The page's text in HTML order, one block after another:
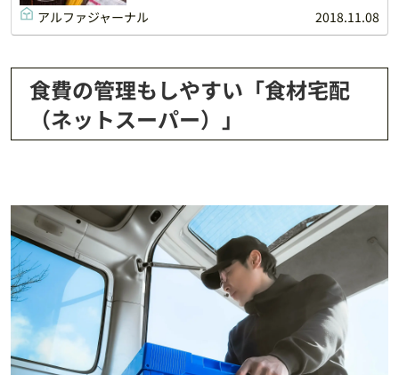
レシピをご紹介します。
アルファジャーナル 2018.11.08
食費の管理もしやすい「食材宅配
（ネットスーパー）」